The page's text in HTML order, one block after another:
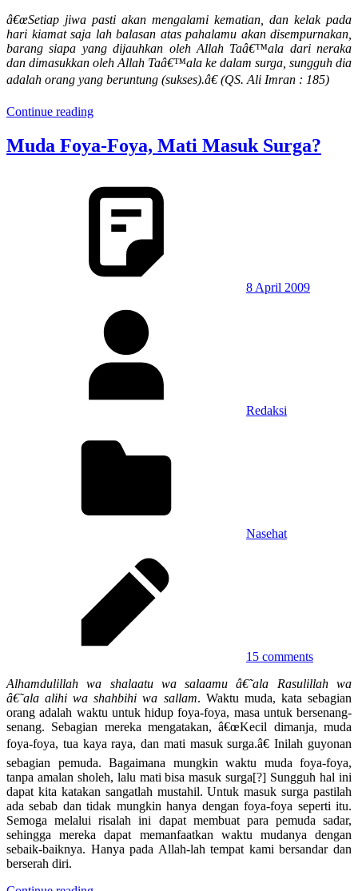
â€œSetiap jiwa pasti akan mengalami kematian, dan kelak pada
hari kiamat saja lah balasan atas pahalamu akan disempurnakan,
barang siapa yang dijauhkan oleh Allah Taâ€™ala dari neraka
dan dimasukkan oleh Allah Taâ€™ala ke dalam surga, sungguh dia
adalah orang yang beruntung (sukses).â€ (QS. Ali Imran : 185)
Continue reading
Muda Foya-Foya, Mati Masuk Surga?
8 April 2009
Redaksi
Nasehat
15 comments
Alhamdulillah wa shalaatu wa salaamu â€˜ala Rasulillah wa
â€˜ala alihi wa shahbihi wa sallam. Waktu muda, kata sebagian
orang adalah waktu untuk hidup foya-foya, masa untuk bersenang-
senang. Sebagian mereka mengatakan, â€œKecil dimanja, muda
foya-foya, tua kaya raya, dan mati masuk surga.â€ Inilah guyonan
sebagian pemuda. Bagaimana mungkin waktu muda foya-foya,
tanpa amalan sholeh, lalu mati bisa masuk surga[?] Sungguh hal ini
dapat kita katakan sangatlah mustahil. Untuk masuk surga pastilah
ada sebab dan tidak mungkin hanya dengan foya-foya seperti itu.
Semoga melalui risalah ini dapat membuat para pemuda sadar,
sehingga mereka dapat memanfaatkan waktu mudanya dengan
sebaik-baiknya. Hanya pada Allah-lah tempat kami bersandar dan
berserah diri.